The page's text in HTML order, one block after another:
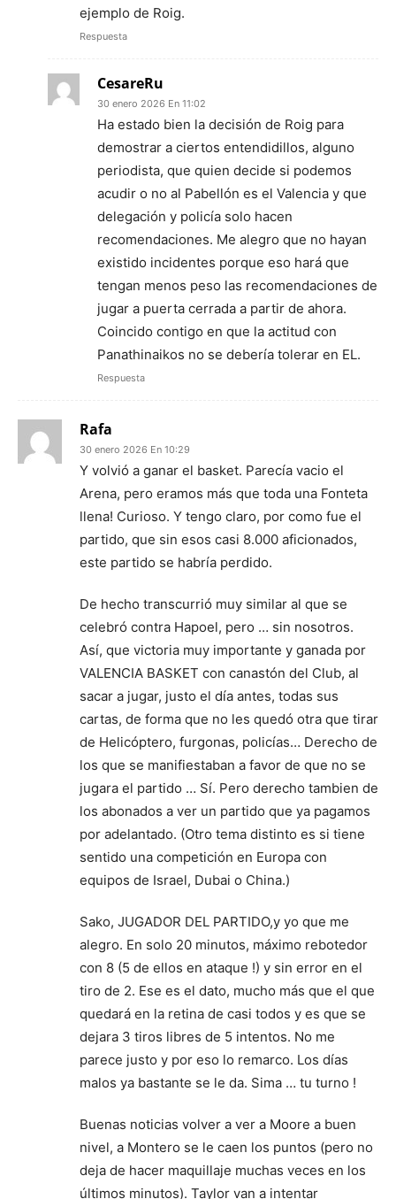
ejemplo de Roig.
Respuesta
CesareRu
30 enero 2026 En 11:02
Ha estado bien la decisión de Roig para
demostrar a ciertos entendidillos, alguno
periodista, que quien decide si podemos
acudir o no al Pabellón es el Valencia y que
delegación y policía solo hacen
recomendaciones. Me alegro que no hayan
existido incidentes porque eso hará que
tengan menos peso las recomendaciones de
jugar a puerta cerrada a partir de ahora.
Coincido contigo en que la actitud con
Panathinaikos no se debería tolerar en EL.
Respuesta
Rafa
30 enero 2026 En 10:29
Y volvió a ganar el basket. Parecía vacio el
Arena, pero eramos más que toda una Fonteta
llena! Curioso. Y tengo claro, por como fue el
partido, que sin esos casi 8.000 aficionados,
este partido se habría perdido.
De hecho transcurrió muy similar al que se
celebró contra Hapoel, pero … sin nosotros.
Así, que victoria muy importante y ganada por
VALENCIA BASKET con canastón del Club, al
sacar a jugar, justo el día antes, todas sus
cartas, de forma que no les quedó otra que tirar
de Helicóptero, furgonas, policías… Derecho de
los que se manifiestaban a favor de que no se
jugara el partido … Sí. Pero derecho tambien de
los abonados a ver un partido que ya pagamos
por adelantado. (Otro tema distinto es si tiene
sentido una competición en Europa con
equipos de Israel, Dubai o China.)
Sako, JUGADOR DEL PARTIDO,y yo que me
alegro. En solo 20 minutos, máximo rebotedor
con 8 (5 de ellos en ataque !) y sin error en el
tiro de 2. Ese es el dato, mucho más que el que
quedará en la retina de casi todos y es que se
dejara 3 tiros libres de 5 intentos. No me
parece justo y por eso lo remarco. Los días
malos ya bastante se le da. Sima … tu turno !
Buenas noticias volver a ver a Moore a buen
nivel, a Montero se le caen los puntos (pero no
deja de hacer maquillaje muchas veces en los
últimos minutos). Taylor van a intentar